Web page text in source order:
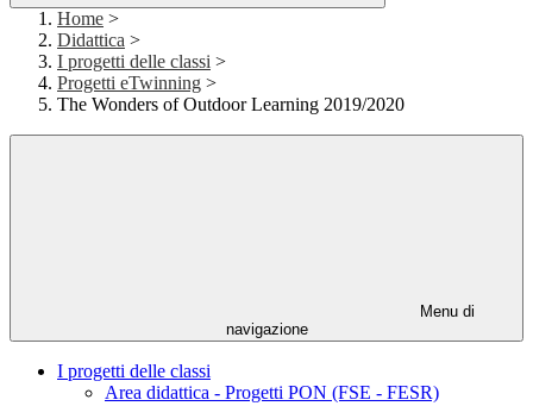
Home >
Didattica >
I progetti delle classi >
Progetti eTwinning >
The Wonders of Outdoor Learning 2019/2020
Menu di
navigazione
I progetti delle classi
Area didattica - Progetti PON (FSE - FESR)